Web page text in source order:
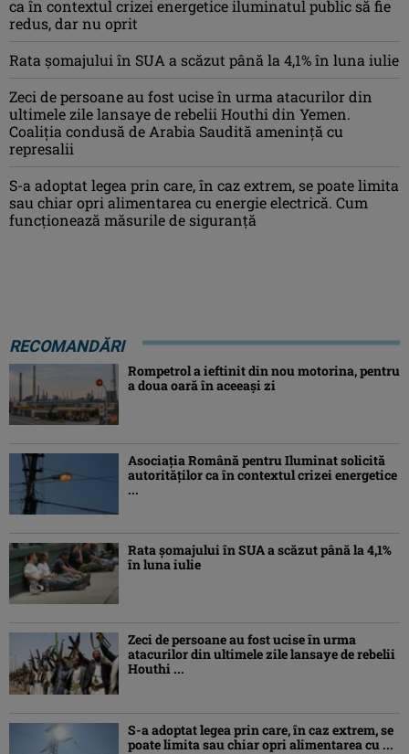
ca în contextul crizei energetice iluminatul public să fie
redus, dar nu oprit
Rata șomajului în SUA a scăzut până la 4,1% în luna iulie
Zeci de persoane au fost ucise în urma atacurilor din
ultimele zile lansaye de rebelii Houthi din Yemen.
Coaliția condusă de Arabia Saudită amenință cu
represalii
S-a adoptat legea prin care, în caz extrem, se poate limita
sau chiar opri alimentarea cu energie electrică. Cum
funcționează măsurile de siguranță
RECOMANDĂRI
Rompetrol a ieftinit din nou motorina, pentru
a doua oară în aceeași zi
Asociaţia Română pentru Iluminat solicită
autorităților ca în contextul crizei energetice
...
Rata șomajului în SUA a scăzut până la 4,1%
în luna iulie
Zeci de persoane au fost ucise în urma
atacurilor din ultimele zile lansaye de rebelii
Houthi ...
S-a adoptat legea prin care, în caz extrem, se
poate limita sau chiar opri alimentarea cu ...